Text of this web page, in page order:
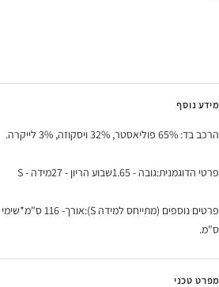
מידע נוסף
הרכב בד: 65% פוליאסטר, 32% ויסקוזה, 3% לייקרה.
פרטי הדוגמנית:גובה - 1.65שבוע הריון - 27מידה - S
ס"מ.
מפרט טכני